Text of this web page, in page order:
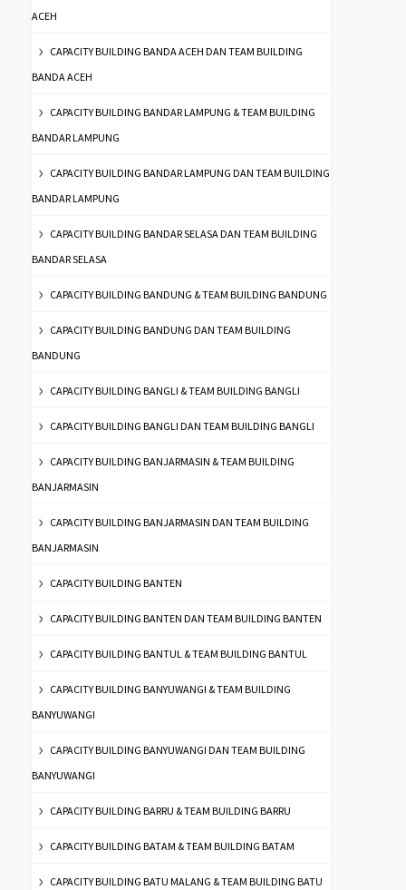
ACEH
CAPACITY BUILDING BANDA ACEH DAN TEAM BUILDING
BANDA ACEH
CAPACITY BUILDING BANDAR LAMPUNG & TEAM BUILDING
BANDAR LAMPUNG
CAPACITY BUILDING BANDAR LAMPUNG DAN TEAM BUILDING
BANDAR LAMPUNG
CAPACITY BUILDING BANDAR SELASA DAN TEAM BUILDING
BANDAR SELASA
CAPACITY BUILDING BANDUNG & TEAM BUILDING BANDUNG
CAPACITY BUILDING BANDUNG DAN TEAM BUILDING
BANDUNG
CAPACITY BUILDING BANGLI & TEAM BUILDING BANGLI
CAPACITY BUILDING BANGLI DAN TEAM BUILDING BANGLI
CAPACITY BUILDING BANJARMASIN & TEAM BUILDING
BANJARMASIN
CAPACITY BUILDING BANJARMASIN DAN TEAM BUILDING
BANJARMASIN
CAPACITY BUILDING BANTEN
CAPACITY BUILDING BANTEN DAN TEAM BUILDING BANTEN
CAPACITY BUILDING BANTUL & TEAM BUILDING BANTUL
CAPACITY BUILDING BANYUWANGI & TEAM BUILDING
BANYUWANGI
CAPACITY BUILDING BANYUWANGI DAN TEAM BUILDING
BANYUWANGI
CAPACITY BUILDING BARRU & TEAM BUILDING BARRU
CAPACITY BUILDING BATAM & TEAM BUILDING BATAM
CAPACITY BUILDING BATU MALANG & TEAM BUILDING BATU